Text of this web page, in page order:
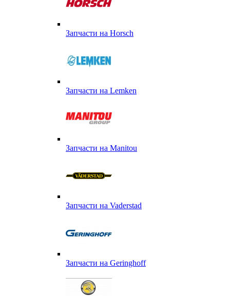
Запчасти на Horsch
Запчасти на Lemken
Запчасти на Manitou
Запчасти на Vaderstad
Запчасти на Geringhoff